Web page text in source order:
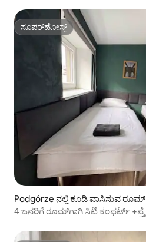
ಸೂಪರ್‌ಹೋಸ್ಟ್
ಸೂಪರ್‌ಹೋಸ್ಟ್
Podgórze ನಲ್ಲಿ ಕೂಡಿ ವಾಸಿಸುವ ರೂಮ್
4 ಜನರಿಗೆ ರೂಮ್‌ಗಾಗಿ ಸಿಟಿ ಕಂಫರ್ಟ್